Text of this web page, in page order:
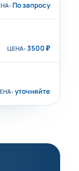
По запросу
3500 ₽
уточняйте